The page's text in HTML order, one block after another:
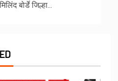
बोर्डे जिल्हा...